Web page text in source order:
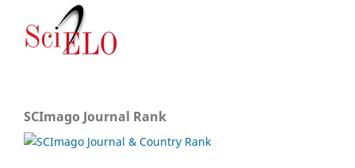
SCImago Journal Rank